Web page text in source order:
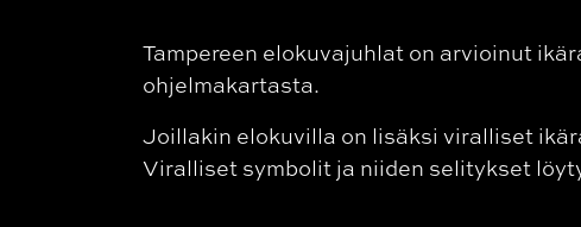
Tampereen elokuvajuhlat on arvioinut
ohjelmakartasta.
Joillakin elokuvilla on lisäksi viralliset
Viralliset symbolit ja niiden selitykset